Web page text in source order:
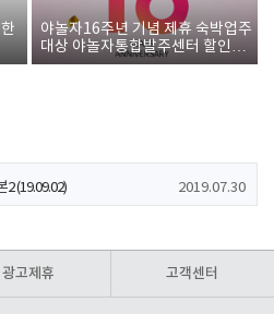
야놀자16주년 기념 제휴 숙박업주
대상 야놀자통합발주센터 할인쿠
폰 증정
2 (19.09.02) 2019.07.30
광고제휴 고객센터